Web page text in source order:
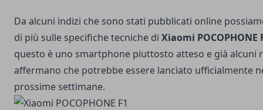
Da alcuni indizi che sono stati pubblicati online
di più sulle specifiche tecniche di Xiaomi POCOPHONE
questo è uno smartphone piuttosto atteso e già alcuni
affermano che potrebbe essere lanciato ufficialmente
prossime settimane.